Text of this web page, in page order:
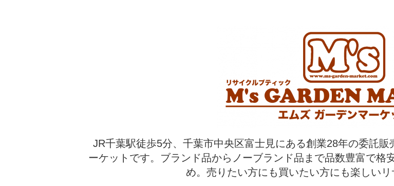
JR千葉駅徒歩5分、千葉市中央区富士見にある創業28年の委託
ーケットです。ブランド品からノーブランド品まで品数豊富で格
め。売りたい方にも買いたい方にも楽しいリ